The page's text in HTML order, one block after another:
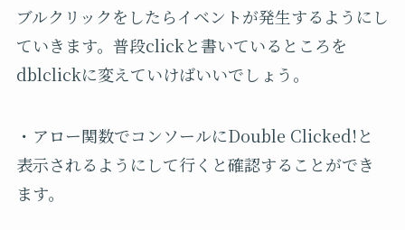
ブルクリックをしたらイベントが発生するようにし
ていきます。普段clickと書いているところを
dblclickに変えていけばいいでしょう。
・アロー関数でコンソールにDouble Clicked!と
表示されるようにして行くと確認することができ
ます。